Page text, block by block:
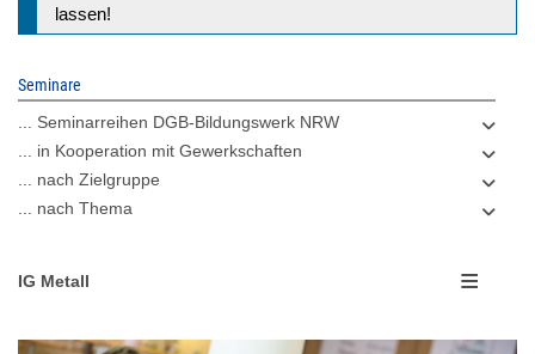
lassen!
Seminare
... Seminarreihen DGB-Bildungswerk NRW
... in Kooperation mit Gewerkschaften
... nach Zielgruppe
... nach Thema
IG Metall